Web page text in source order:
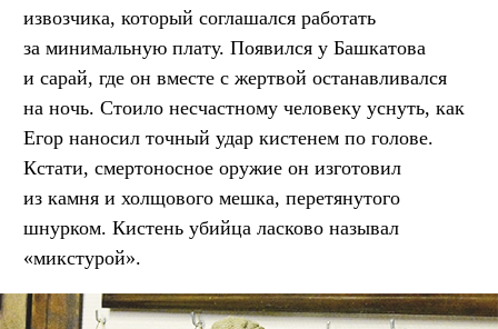
извозчика, который соглашался работать
за минимальную плату. Появился у Башкатова
и сарай, где он вместе с жертвой останавливался
на ночь. Стоило несчастному человеку уснуть, как
Егор наносил точный удар кистенем по голове.
Кстати, смертоносное оружие он изготовил
из камня и холщового мешка, перетянутого
шнурком. Кистень убийца ласково называл
«микстурой».